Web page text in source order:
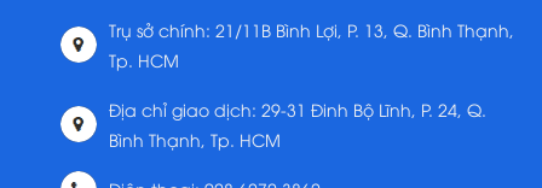
Trụ sở chính: 21/11B Bình Lợi, P. 13, Q. Bình Thạnh,
Tp. HCM
Địa chỉ giao dịch: 29-31 Đinh Bộ Lĩnh, P. 24, Q.
Bình Thạnh, Tp. HCM